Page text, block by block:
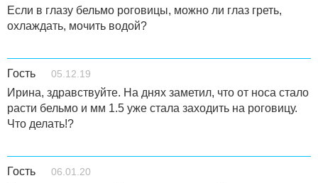
Если в глазу бельмо роговицы, можно ли глаз греть,
охлаждать, мочить водой?
Гость 05.12.19
Ирина, здравствуйте. На днях заметил, что от носа стало
расти бельмо и мм 1.5 уже стала заходить на роговицу.
Что делать!?
Гость 06.01.20